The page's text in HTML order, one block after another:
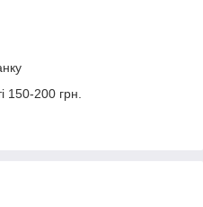
150-200 грн.